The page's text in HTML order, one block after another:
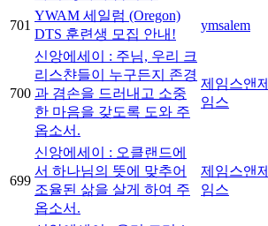
701
YWAM 세일럼 (Oregon)
DTS 훈련생 모집 안내!
ymsalem
700
신앙에세이 : 주님, 우리 크
리스챤들이 누구든지 존경
과 겸손을 드러내고 소중
한 마음을 갖도록 도와 주
옵소서.
제임스앤제
임스
699
신앙에세이 : 오클랜드에
서 하나님의 뜻에 맞추어
조율된 삶을 살게 하여 주
옵소서.
제임스앤제
임스